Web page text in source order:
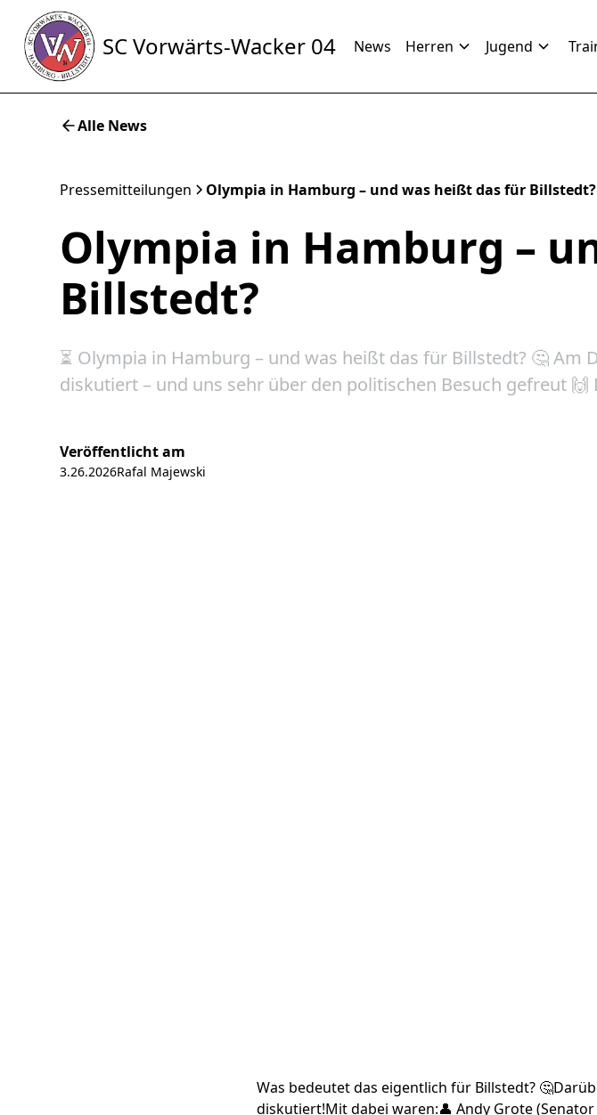
SC Vorwärts-Wacker 04 News Herren Jugend
Alle News
Pressemitteilungen Olympia in Hamburg – und was heißt das für Billstedt?
Olympia in Hamburg –
Billstedt?
⏳ Olympia in Hamburg – und was heißt das für Billstedt? 🤔
diskutiert – und uns sehr über den politischen Besuch gefreut
Veröffentlicht am
3.26.2026Rafal Majewski
Was bedeutet das eigentlich für Billstedt?
diskutiert!Mit dabei waren:👤 Andy Grote